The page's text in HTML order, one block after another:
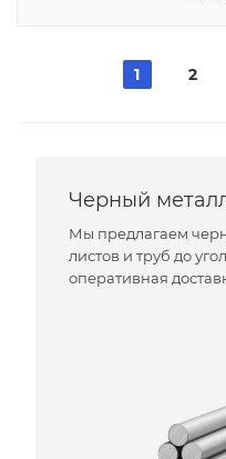
1 2
Черный
Мы предлагаем
листов и труб до
оперативная